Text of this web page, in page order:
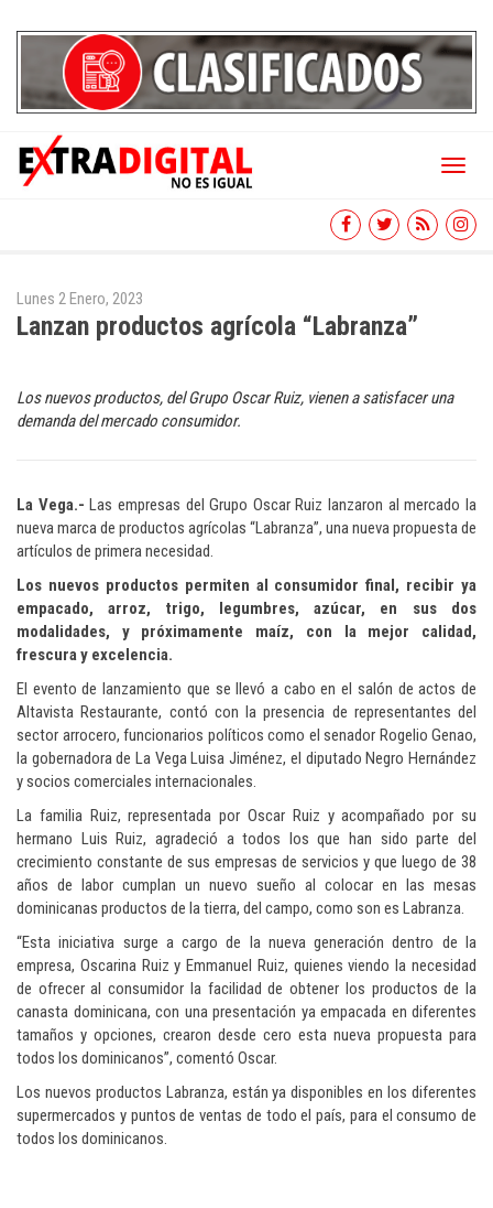
Toggle
Lunes 2 Enero, 2023
Lanzan productos agrícola “Labranza”
Los nuevos productos, del Grupo Oscar Ruiz, vienen a satisfacer una
demanda del mercado consumidor.
La Vega.- Las empresas del Grupo Oscar Ruiz lanzaron al mercado la
nueva marca de productos agrícolas “Labranza”, una nueva propuesta de
artículos de primera necesidad.
Los nuevos productos permiten al consumidor final, recibir ya
empacado, arroz, trigo, legumbres, azúcar, en sus dos
modalidades, y próximamente maíz, con la mejor calidad,
frescura y excelencia.
El evento de lanzamiento que se llevó a cabo en el salón de actos de
Altavista Restaurante, contó con la presencia de representantes del
sector arrocero, funcionarios políticos como el senador Rogelio Genao,
la gobernadora de La Vega Luisa Jiménez, el diputado Negro Hernández
y socios comerciales internacionales.
La familia Ruiz, representada por Oscar Ruiz y acompañado por su
hermano Luis Ruiz, agradeció a todos los que han sido parte del
crecimiento constante de sus empresas de servicios y que luego de 38
años de labor cumplan un nuevo sueño al colocar en las mesas
dominicanas productos de la tierra, del campo, como son es Labranza.
“Esta iniciativa surge a cargo de la nueva generación dentro de la
empresa, Oscarina Ruiz y Emmanuel Ruiz, quienes viendo la necesidad
de ofrecer al consumidor la facilidad de obtener los productos de la
canasta dominicana, con una presentación ya empacada en diferentes
tamaños y opciones, crearon desde cero esta nueva propuesta para
todos los dominicanos”, comentó Oscar.
Los nuevos productos Labranza, están ya disponibles en los diferentes
supermercados y puntos de ventas de todo el país, para el consumo de
todos los dominicanos.